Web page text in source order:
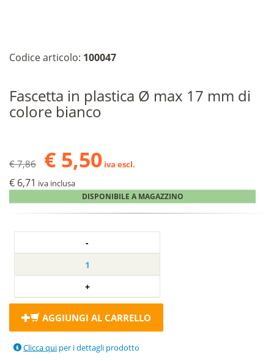
Codice articolo: 100047
Fascetta in plastica Ø max 17 mm di
colore bianco
€ 7,86 € 5,50 iva escl.
€ 6,71 iva inclusa
DISPONIBILE A MAGAZZINO
AGGIUNGI AL CARRELLO
Clicca qui per i dettagli prodotto